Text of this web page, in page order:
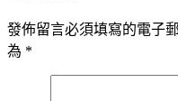
發佈留言必須填寫的電子
為 *